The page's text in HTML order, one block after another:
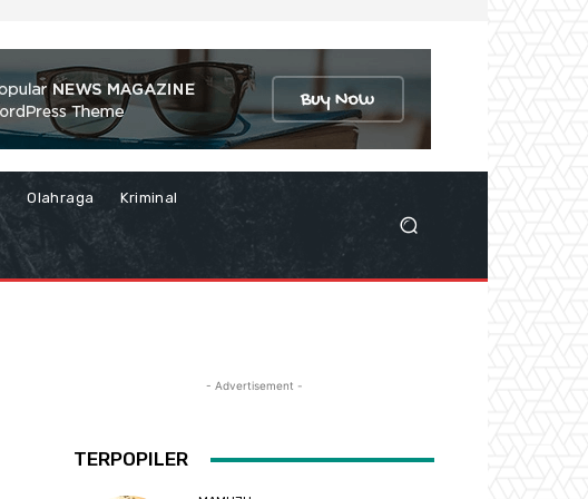
Olahraga Kriminal
- Advertisement -
TERPOPILER